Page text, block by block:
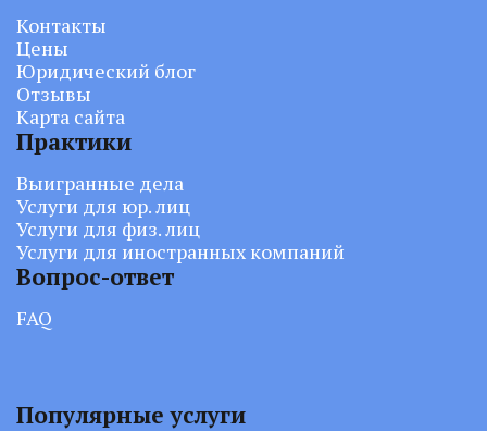
Контакты
Цены
Юридический блог
Отзывы
Карта сайта
Практики
Выигранные дела
Услуги для юр. лиц
Услуги для физ. лиц
Услуги для иностранных компаний
Вопрос-ответ
FAQ
Популярные услуги